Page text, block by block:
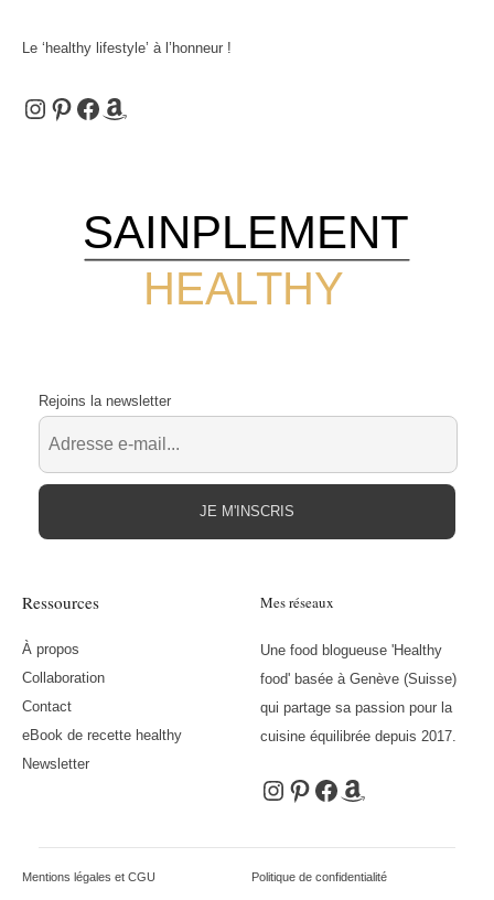
Le ‘healthy lifestyle’ à l’honneur !
Instagram
Pinterest
Facebook
Amazon
HEALTHY
SAINPLEMENT
Ressources
À propos
Collaboration
Contact
eBook de recette healthy
Newsletter
Mes réseaux
Une food blogueuse 'Healthy
food' basée à Genève (Suisse)
qui partage sa passion pour la
cuisine équilibrée depuis 2017.
Instagram
Pinterest
Facebook
Amazon
Rejoins la newsletter
JE M'INSCRIS
Mentions légales et CGU Politique de confidentialité